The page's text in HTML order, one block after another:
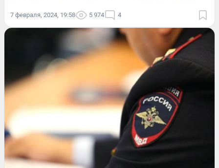
7 февраля, 2024, 19:58 5 974 4